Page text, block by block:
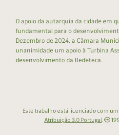
O apoio da autarquia da cidade em
fundamental para o
Dezembro de 2024, a Câmara
unanimidade um apoio à Turbina
desenvolvimento da Bedeteca.
Este trabalho está licenciado com
Atribuição 3.0 Portugal.